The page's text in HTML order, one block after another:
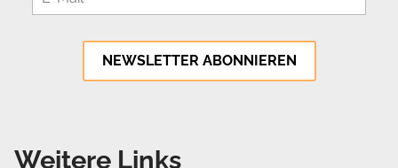
Weitere Links